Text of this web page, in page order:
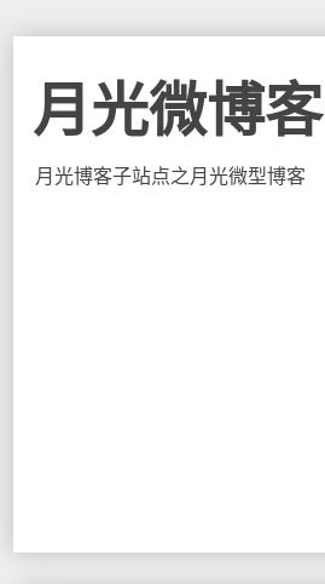
月光微博客
月光博客子站点之月光微型博客